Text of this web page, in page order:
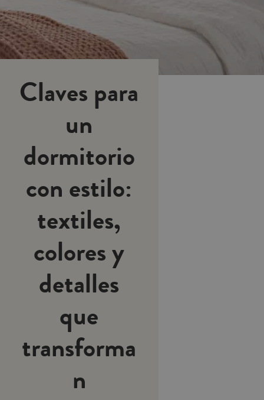
Claves para
un
dormitorio
con estilo:
textiles,
colores y
detalles
que
transforma
n